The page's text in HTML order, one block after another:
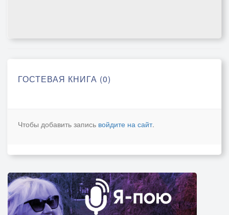
ГОСТЕВАЯ КНИГА (0)
Чтобы добавить запись войдите на сайт.